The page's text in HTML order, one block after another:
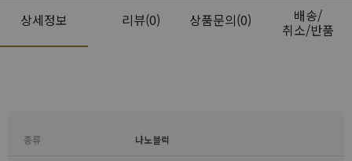
상세정보 리뷰(0) 상품문의(0) 배송/
취소/반품
종류 나노블럭